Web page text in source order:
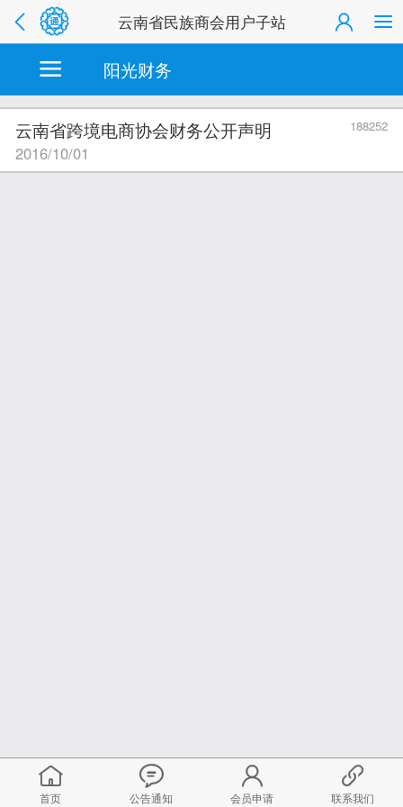
云南省民族商会用户子站
首页 公告通知 会员申请 联系我们
阳光财务
云南省跨境电商协会财务公开声明 188252
2016/10/01